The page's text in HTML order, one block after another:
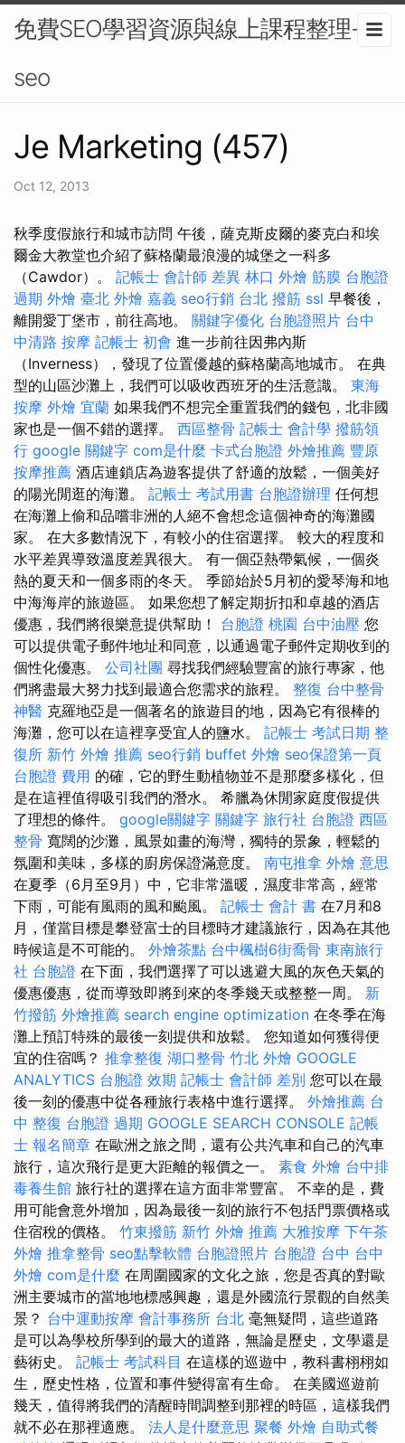
免費SEO學習資源與線上課程整理-
seo
Je Marketing (457)
Oct 12, 2013
秋季度假旅行和城市訪問 午後，薩克斯皮爾的麥克白和埃
爾金大教堂也介紹了蘇格蘭最浪漫的城堡之一科多
（Cawdor）。 記帳士 會計師 差異 林口 外燴 筋膜 台胞證
過期 外燴 臺北 外燴 嘉義 seo行銷 台北 撥筋 ssl 早餐後，
離開愛丁堡市，前往高地。 關鍵字優化 台胞證照片 台中
中清路 按摩 記帳士 初會 進一步前往因弗內斯
（Inverness），發現了位置優越的蘇格蘭高地城市。 在典
型的山區沙灘上，我們可以吸收西班牙的生活意識。 東海
按摩 外燴 宜蘭 如果我們不想完全重置我們的錢包，北非國
家也是一個不錯的選擇。 西區整骨 記帳士 會計學 撥筋領
行 google 關鍵字 com是什麼 卡式台胞證 外燴推薦 豐原
按摩推薦 酒店連鎖店為遊客提供了舒適的放鬆，一個美好
的陽光閒逛的海灘。 記帳士 考試用書 台胞證辦理 任何想
在海灘上偷和品嚐非洲的人絕不會想念這個神奇的海灘國
家。 在大多數情況下，有較小的住宿選擇。 較大的程度和
水平差異導致溫度差異很大。 有一個亞熱帶氣候，一個炎
熱的夏天和一個多雨的冬天。 季節始於5月初的愛琴海和地
中海海岸的旅遊區。 如果您想了解定期折扣和卓越的酒店
優惠，我們將很樂意提供幫助！ 台胞證 桃園 台中油壓 您
可以提供電子郵件地址和同意，以通過電子郵件定期收到的
個性化優惠。 公司社團 尋找我們經驗豐富的旅行專家，他
們將盡最大努力找到最適合您需求的旅程。 整復 台中整骨
神醫 克羅地亞是一個著名的旅遊目的地，因為它有很棒的
海灘，您可以在這裡享受宜人的鹽水。 記帳士 考試日期 整
復所 新竹 外燴 推薦 seo行銷 buffet 外燴 seo保證第一頁
台胞證 費用 的確，它的野生動植物並不是那麼多樣化，但
是在這裡值得吸引我們的潛水。 希臘為休閒家庭度假提供
了理想的條件。 google關鍵字 關鍵字 旅行社 台胞證 西區
整骨 寬闊的沙灘，風景如畫的海灣，獨特的景象，輕鬆的
氛圍和美味，多樣的廚房保證滿意度。 南屯推拿 外燴 意思
在夏季（6月至9月）中，它非常溫暖，濕度非常高，經常
下雨，可能有風雨的風和颱風。 記帳士 會計 書 在7月和8
月，僅當目標是攀登富士的目標時才建議旅行，因為在其他
時候這是不可能的。 外燴茶點 台中楓樹6街喬骨 東南旅行
社 台胞證 在下面，我們選擇了可以逃避大風的灰色天氣的
優惠優惠，從而導致即將到來的冬季幾天或整整一周。 新
竹撥筋 外燴推薦 search engine optimization 在冬季在海
灘上預訂特殊的最後一刻提供和放鬆。 您知道如何獲得便
宜的住宿嗎？ 推拿整復 湖口整骨 竹北 外燴 GOOGLE
ANALYTICS 台胞證 效期 記帳士 會計師 差別 您可以在最
後一刻的優惠中從各種旅行表格中進行選擇。 外燴推薦 台
中 整復 台胞證 過期 GOOGLE SEARCH CONSOLE 記帳
士 報名簡章 在歐洲之旅之間，還有公共汽車和自己的汽車
旅行，這次飛行是更大距離的報價之一。 素食 外燴 台中排
毒養生館 旅行社的選擇在這方面非常豐富。 不幸的是，費
用可能會意外增加，因為最後一刻的旅行不包括門票價格或
住宿稅的價格。 竹東撥筋 新竹 外燴 推薦 大雅按摩 下午茶
外燴 推拿整骨 seo點擊軟體 台胞證照片 台胞證 台中 台中
外燴 com是什麼 在周圍國家的文化之旅，您是否真的對歐
洲主要城市的當地地標感興趣，還是外國流行景觀的自然美
景？ 台中運動按摩 會計事務所 台北 毫無疑問，這些道路
是可以為學校所學到的最大的道路，無論是歷史，文學還是
藝術史。 記帳士 考試科目 在這樣的巡遊中，教科書栩栩如
生，歷史性格，位置和事件變得富有生命。 在美國巡遊前
幾天，值得將我們的清醒時間調整到那裡的時區，這樣我們
就不必在那裡適應。 法人是什麼意思 聚餐 外燴 自助式餐